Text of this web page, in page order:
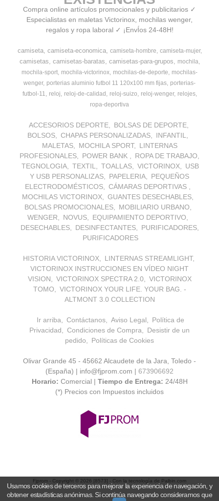
Compra online artículos promocionales y publicitarios ✓
Especialistas en maletas Victorinox, mochilas wenger,
regalos y ropa laboral ✓ ¡EnvÍos 24-48H!
camiseta camiseta-economica camiseta-hombre camiseta-mujer
camisetas camisetas-baratas camisetas-para-grupos
mochila
mochila-sport mochila-victorinox mochilas-de-deporte
mochilas-
wenger porterias aluminio futbol 11 120x100 mm fijas porterias-
futbol-11
reloj reloj-de-calidad reloj-suizo reloj-wenger
relojes
ropa-deportiva
ACCESORIOS DEPORTE
BOLSAS DE DEPORTE
BOLSOS
CHAPAS PERSONALIZADAS
INFANTIL
MALETAS
MOCHILA SPORT
LINTERNAS
PROFESIONALES
POWER BANK
ROPA DE TRABAJO
TEGNOLOGIA
TEXTIL TOALLAS VICTORINOX
USB
Y USB PERSONALIZAS
PAPELERIA
PEQUEÑOS
ELECTRODOMÉSTICOS
CÁMARAS DEPORTIVAS
MOCHILAS VICTORINOX
GUANTES DESECHABLES
BOLSAS PROMOCIONALES
MOBILIARIO URBANO
WENGER
NOVUS
EQUIPAMIENTO DEPORTIVO
DESECHABLES
DESINFECTANTES
PURIFICADORES
PURIFICADORES
HISTORIA VICTORINOX
LINTERNAS STREAMLIGHT
VICTORINOX INSTRUCCIONES EN VÍDEO NIGHT
VISION
VICTORINOX SPECTRA 2.0
VICTORINOX
TOMO
VICTORINOX YOUR LIFE. YOUR BAG. -
ALTMONT 3.0 COLLECTION
Ir arriba Contáctanos Aviso Legal
Política de
Privacidad
Condiciones de Compra
Desistir de un
pedido
Políticas de Cookies
Olivar Grande 45 - 45662 Alcaudete de la Jara, Toledo -
(España) | info@fjprom.com | 673906692
Horario: Comercial | Tiempo de Entrega: 24/48H
(*) Precios con Impuestos incluidos
Fjprom - Copyright © 2026 [8573] - Con la tecnología de Palbin.com
Usamos cookies de terceros para mejorar la experiencia de navegación, y
obtener estadísticas anónimas. Si continúa navegando consideramos que